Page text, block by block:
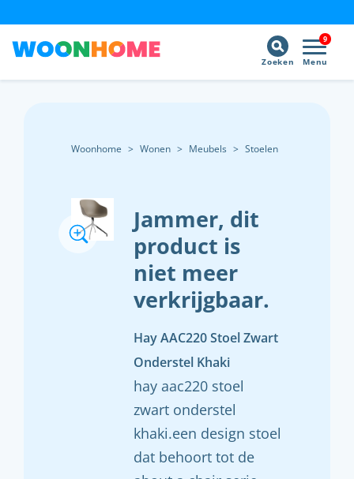
9
Menu
Zoeken
Woonhome > Wonen > Meubels > Stoelen
Jammer, dit
product is
niet meer
verkrijgbaar.
Hay AAC220 Stoel Zwart
Onderstel Khaki
hay aac220 stoel
zwart onderstel
khaki.een design stoel
dat behoort tot de